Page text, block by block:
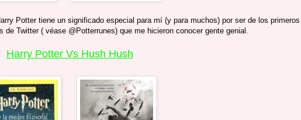
Potter tiene un significado especial para mí (y para muchos) por ser de los primeros
de Twitter ( véase @Potterrunes) que me hicieron conocer gente genial.
Harry Potter Vs Hush Hush